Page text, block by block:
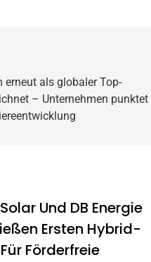
erneut als globaler Top-
– Unternehmen punktet
Und DB Energie
Ersten Hybrid-
Förderfreie